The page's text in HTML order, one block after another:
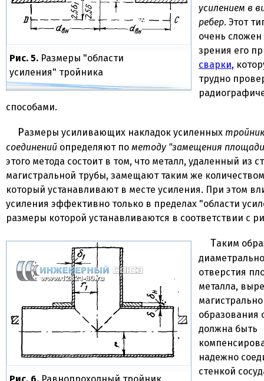
Рис. 5. Размеры "области
усиления" тройника
усилением в
ребер. Этот
очень сложен
зрения его
сварки,
трудно
способами.
Размеры усиливающих накладок усиленных
соединений определяют по методу "замещения
этого метода состоит в том, что металл, удаленный из
магистральной трубы, замещают таким же
который устанавливают в месте усиления. При этом
усиления эффективно только в пределах "области
размеры которой устанавливаются в соответствии с
Таким образом, в любом
отверстия
металла,
образования
должна быть
надежно
стенкой